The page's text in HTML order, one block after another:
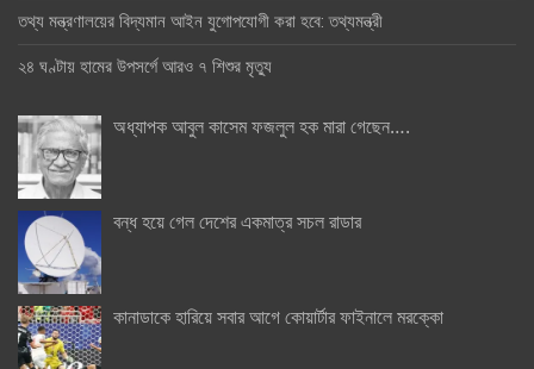
তথ্য মন্ত্রণালয়ের বিদ্যমান আইন যুগোপযোগী করা হবে: তথ্যমন্ত্রী
২৪ ঘণ্টায় হামের উপসর্গে আরও ৭ শিশুর মৃত্যু
অধ্যাপক আবুল কাসেম ফজলুল হক মারা গেছেন….
বন্ধ হয়ে গেল দেশের একমাত্র সচল রাডার
কানাডাকে হারিয়ে সবার আগে কোয়ার্টার ফাইনালে মরক্কো